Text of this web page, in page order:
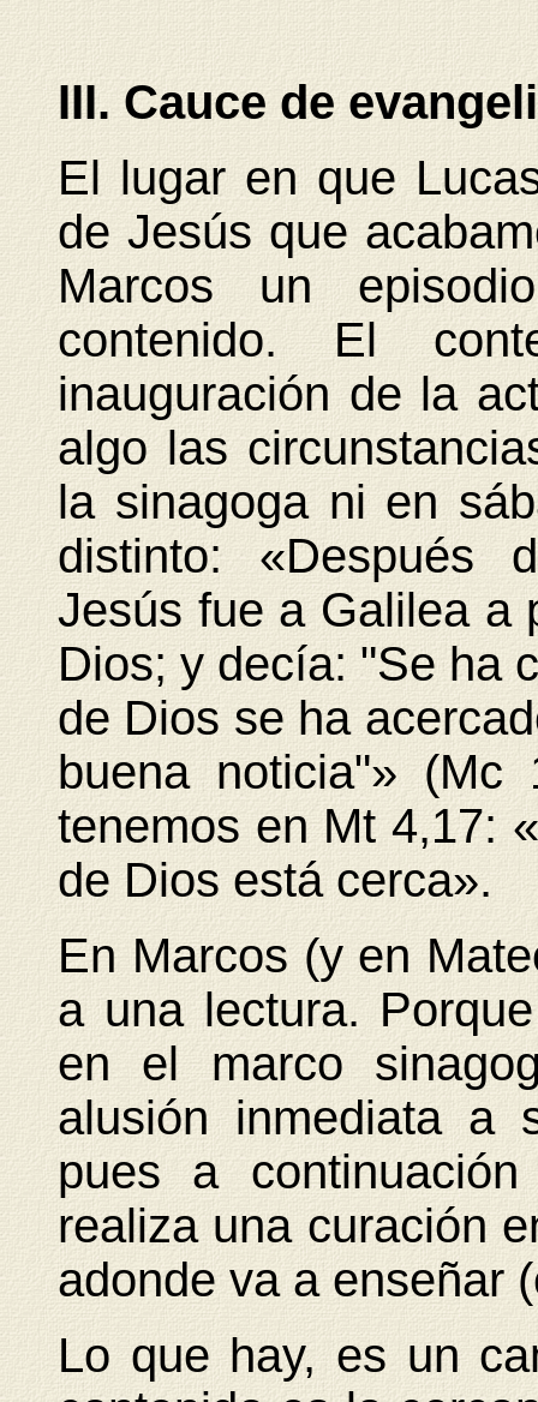
III. Cauce de
El lugar en que
de Jesús que
Marcos un
contenido. El
inauguración de la
algo las
la sinagoga ni en
distinto: «Después
Jesús fue a Galilea a
Dios; y decía: "Se ha
de Dios se ha
buena noticia"» (Mc
tenemos en Mt 4,17:
de Dios está cerca».
En Marcos (y en
a una lectura.
en el marco
alusión inmediata a
pues a
realiza una curación
adonde va a enseñar
Lo que hay, es un